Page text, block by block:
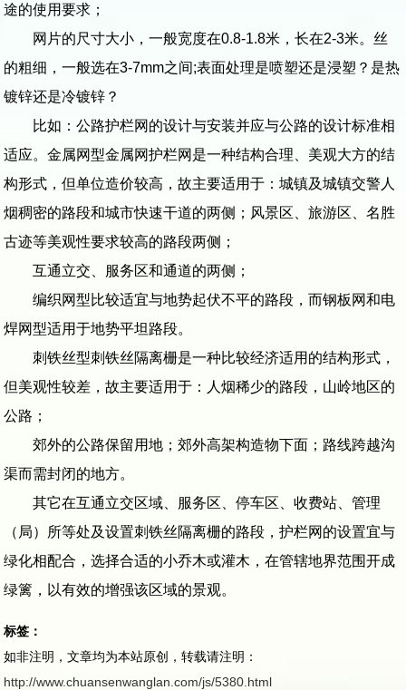
途的使用要求；
网片的尺寸大小，一般宽度在0.8-1.8米，长在2-3米。丝
的粗细，一般选在3-7mm之间;表面处理是喷塑还是浸塑？是热
镀锌还是冷镀锌？
比如：公路护栏网的设计与安装并应与公路的设计标准相
适应。金属网型金属网护栏网是一种结构合理、美观大方的结
构形式，但单位造价较高，故主要适用于：城镇及城镇交警人
烟稠密的路段和城市快速干道的两侧；风景区、旅游区、名胜
古迹等美观性要求较高的路段两侧；
互通立交、服务区和通道的两侧；
编织网型比较适宜与地势起伏不平的路段，而钢板网和电
焊网型适用于地势平坦路段。
刺铁丝型刺铁丝隔离栅是一种比较经济适用的结构形式，
但美观性较差，故主要适用于：人烟稀少的路段，山岭地区的
公路；
郊外的公路保留用地；郊外高架构造物下面；路线跨越沟
渠而需封闭的地方。
其它在互通立交区域、服务区、停车区、收费站、管理
（局）所等处及设置刺铁丝隔离栅的路段，护栏网的设置宜与
绿化相配合，选择合适的小乔木或灌木，在管辖地界范围开成
绿篱，以有效的增强该区域的景观。
标签：
如非注明，文章均为本站原创，转载请注明：
http://www.chuansenwanglan.com/js/5380.html